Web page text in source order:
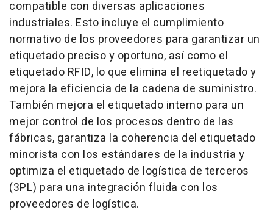
compatible con diversas aplicaciones
industriales. Esto incluye el cumplimiento
normativo de los proveedores para garantizar un
etiquetado preciso y oportuno, así como el
etiquetado RFID, lo que elimina el reetiquetado y
mejora la eficiencia de la cadena de suministro.
También mejora el etiquetado interno para un
mejor control de los procesos dentro de las
fábricas, garantiza la coherencia del etiquetado
minorista con los estándares de la industria y
optimiza el etiquetado de logística de terceros
(3PL) para una integración fluida con los
proveedores de logística.